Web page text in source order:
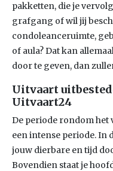
pakketten, die je
grafgang of wil jij
condoleanceruimte,
of aula? Dat kan
door te geven, dan
Uitvaart
Uitvaart24
De periode rondom het
een intense periode. In
jouw dierbare en tijd
Bovendien staat je